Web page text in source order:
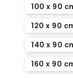
100 x 90
120 x 90
140 x 90
160 x 90